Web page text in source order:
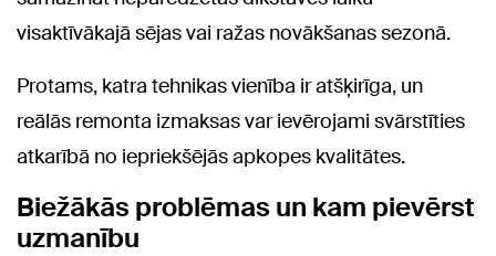
visaktīvākajā sējas vai ražas novākšanas sezonā.
Protams, katra tehnikas vienība ir atšķirīga, un
reālās remonta izmaksas var ievērojami svārstīties
atkarībā no iepriekšējās apkopes kvalitātes.
Biežākās problēmas un kam pievērst
uzmanību